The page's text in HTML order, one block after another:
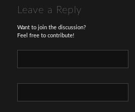
Leave a Reply
Want to join the discussion?
Feel free to contribute!